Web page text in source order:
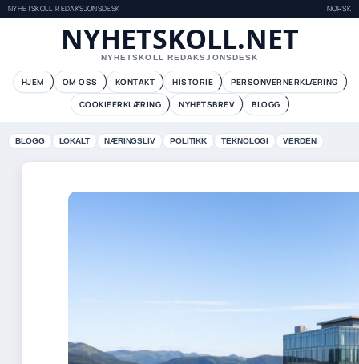
NYHETSKOLL REDAKSJONSDESK NORSK
NYHETSKOLL.NET
NYHETSKOLL REDAKSJONSDESK
HJEM OM OSS KONTAKT HISTORIE
PERSONVERNERKLÆRING
COOKIEERKLÆRING
NYHETSBREV BLOGG
BLOGG LOKALT NÆRINGSLIV POLITIKK TEKNOLOGI VERDEN